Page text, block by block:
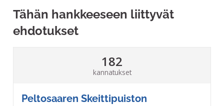
Tähän hankkeeseen liittyvät
ehdotukset
Peltosaaren Skeittipuiston
182
kannatukset